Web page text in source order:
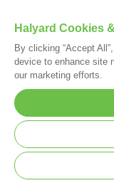
pessoal
utilizar
fazer as
Halyard Cookies
By clicking “Accept
device to enhance site
our marketing efforts.